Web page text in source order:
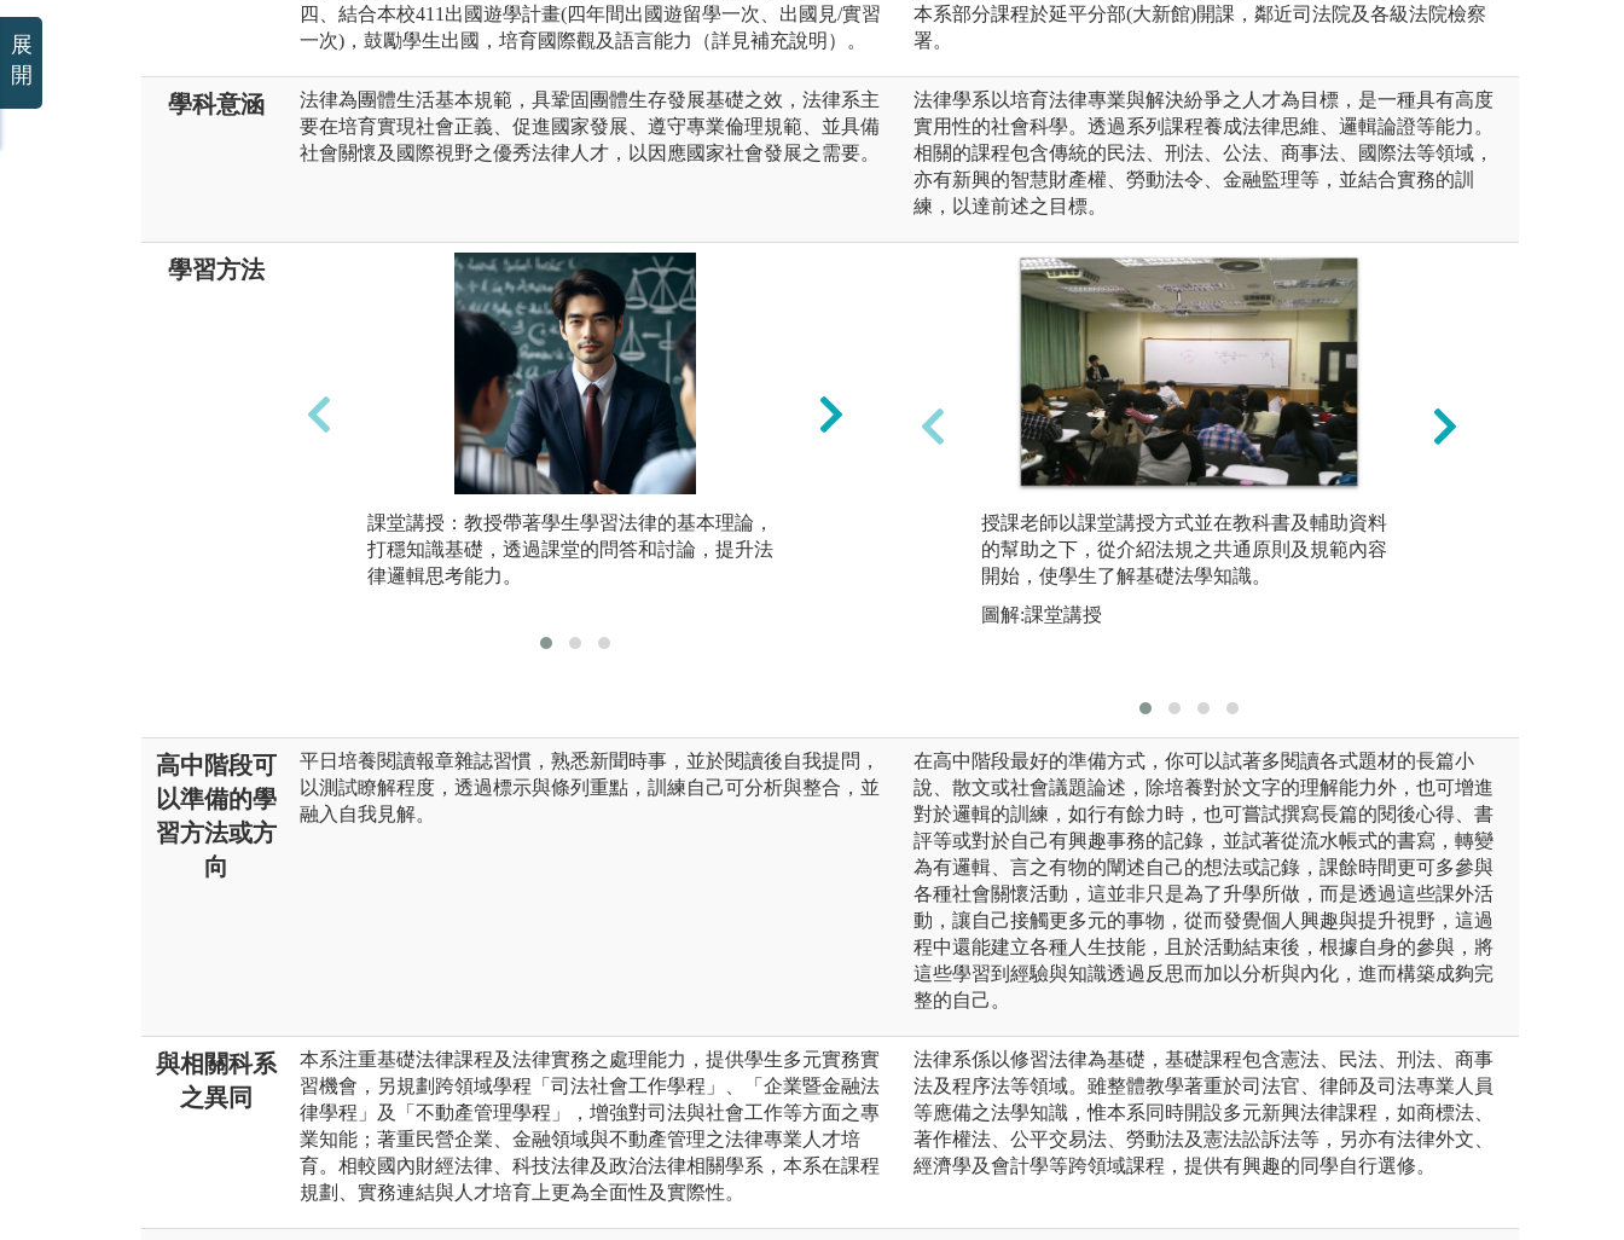
四、結合本校411出國遊學計畫(四年間出國遊留學一次、出國見/實習
一次)，鼓勵學生出國，培育國際觀及語言能力（詳見補充說明）。
本系部分課程於延平分部(大新館)開課，鄰近司法院及各級法院檢察
署。
學科意涵
法律為團體生活基本規範，具鞏固團體生存發展基礎之效，法律系主
要在培育實現社會正義、促進國家發展、遵守專業倫理規範、並具備
社會關懷及國際視野之優秀法律人才，以因應國家社會發展之需要。
法律學系以培育法律專業與解決紛爭之人才為目標，是一種具有高度
實用性的社會科學。透過系列課程養成法律思維、邏輯論證等能力。
相關的課程包含傳統的民法、刑法、公法、商事法、國際法等領域，
亦有新興的智慧財產權、勞動法令、金融監理等，並結合實務的訓
練，以達前述之目標。
學習方法
課堂講授：教授帶著學生學習法律的基本理論，
打穩知識基礎，透過課堂的問答和討論，提升法
律邏輯思考能力。
實務案例研習：透過分析真實的法律案例，學習
如何把書本中的理論知識應用於現實法律爭議案
件中，藉此學習從多角度思考問題，培養解決實
際法律問題的能力。
授課老師以課堂講授方式並在教科書及輔助資料
的幫助之下，從介紹法規之共通原則及規範內容
開始，使學生了解基礎法學知識。
圖解:課堂講授
高中階段可
以準備的學
習方法或方
向
平日培養閱讀報章雜誌習慣，熟悉新聞時事，並於閱讀後自我提問，
以測試瞭解程度，透過標示與條列重點，訓練自己可分析與整合，並
融入自我見解。
在高中階段最好的準備方式，你可以試著多閱讀各式題材的長篇小
說、散文或社會議題論述，除培養對於文字的理解能力外，也可增進
對於邏輯的訓練，如行有餘力時，也可嘗試撰寫長篇的閱後心得、書
評等或對於自己有興趣事務的記錄，並試著從流水帳式的書寫，轉變
為有邏輯、言之有物的闡述自己的想法或記錄，課餘時間更可多參與
各種社會關懷活動，這並非只是為了升學所做，而是透過這些課外活
動，讓自己接觸更多元的事物，從而發覺個人興趣與提升視野，這過
程中還能建立各種人生技能，且於活動結束後，根據自身的參與，將
這些學習到經驗與知識透過反思而加以分析與內化，進而構築成夠完
整的自己。
與相關科系
之異同
本系注重基礎法律課程及法律實務之處理能力，提供學生多元實務實
習機會，另規劃跨領域學程「司法社會工作學程」、「企業暨金融法
律學程」及「不動產管理學程」，增強對司法與社會工作等方面之專
業知能；著重民營企業、金融領域與不動產管理之法律專業人才培
育。相較國內財經法律、科技法律及政治法律相關學系，本系在課程
規劃、實務連結與人才培育上更為全面性及實際性。
法律系係以修習法律為基礎，基礎課程包含憲法、民法、刑法、商事
法及程序法等領域。雖整體教學著重於司法官、律師及司法專業人員
等應備之法學知識，惟本系同時開設多元新興法律課程，如商標法、
著作權法、公平交易法、勞動法及憲法訟訴法等，另亦有法律外文、
經濟學及會計學等跨領域課程，提供有興趣的同學自行選修。
展
開